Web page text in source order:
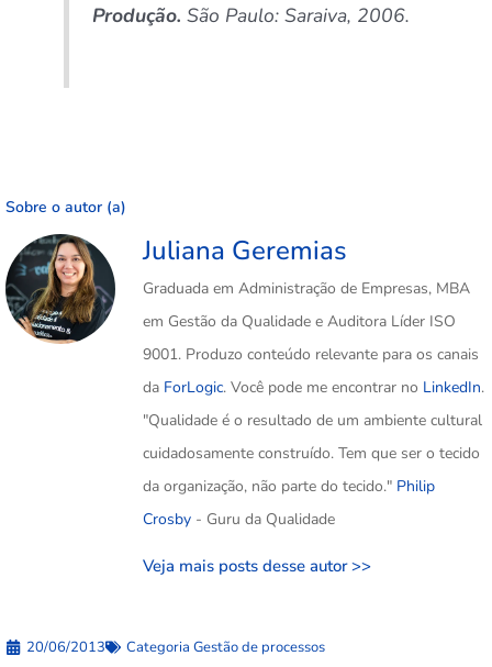
Produção. São Paulo: Saraiva, 2006.
Sobre o autor (a)
Juliana Geremias
Graduada em Administração de Empresas, MBA
em Gestão da Qualidade e Auditora Líder ISO
9001. Produzo conteúdo relevante para os canais
da ForLogic. Você pode me encontrar no LinkedIn.
"Qualidade é o resultado de um ambiente cultural
cuidadosamente construído. Tem que ser o tecido
da organização, não parte do tecido." Philip
Crosby - Guru da Qualidade
Veja mais posts desse autor >>
20/06/2013 Categoria Gestão de processos